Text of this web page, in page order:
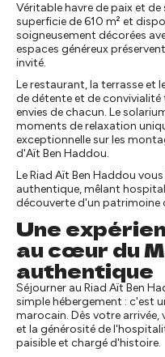
Véritable havre de paix et
superficie de 610 m² et
soigneusement décorées
espaces généreux
invité.
Le restaurant, la terrasse et
de détente et de convivialité
envies de chacun. Le
moments de relaxation
exceptionnelle sur les
d'Aït Ben Haddou.
Le Riad Aït Ben Haddou
authentique, mêlant
découverte d'un patrimoine
Une
au cœur du
authentique
Séjourner au Riad Aït Ben
simple hébergement : c'est
marocain. Dès votre arrivée,
et la générosité de
paisible et chargé d'histoire.